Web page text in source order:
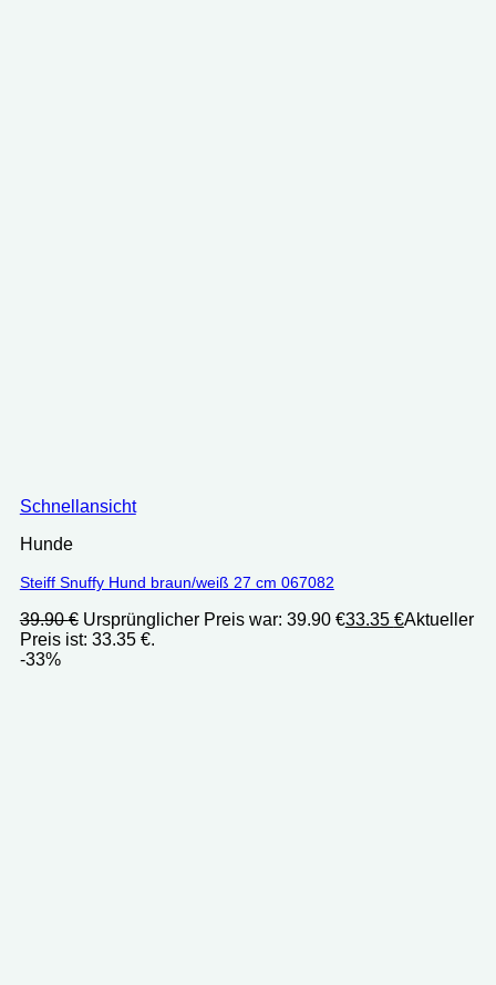
Schnellansicht
Hunde
Steiff Snuffy Hund braun/weiß 27 cm 067082
39.90€ Ursprünglicher Preis war: 39.90 €33.35 €Aktueller
Preis ist: 33.35 €.
-33%